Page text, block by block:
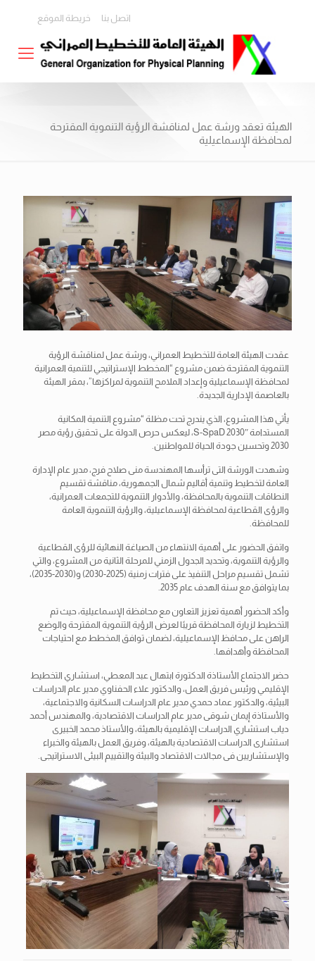
اتصل بنا خريطة الموقع
الهيئة تعقد ورشة عمل لمناقشة الرؤية التنموية المقترحة
لمحافظة الإسماعيلية
عقدت الهيئة العامة للتخطيط العمراني، ورشة عمل لمناقشة الرؤية
التنموية المقترحة ضمن مشروع “المخطط الإستراتيجي للتنمية العمرانية
لمحافظة الإسماعيلية وإعداد الملامح التنموية لمراكزها”، بمقر الهيئة
بالعاصمة الإدارية الجديدة.
يأتي هذا المشروع، الذي يندرج تحت مظلة “مشروع التنمية المكانية
المستدامة S-SpaD 2030″، ليعكس حرص الدولة على تحقيق رؤية مصر
2030 وتحسين جودة الحياة للمواطنين.
وشهدت الورشة التى ترأسها المهندسة منى صلاح فرج، مدير عام الإدارة
العامة لتخطيط وتنمية أقاليم شمال الجمهورية، مناقشة تقسيم
النطاقات التنموية بالمحافظة، والأدوار التنموية للتجمعات العمرانية،
والرؤى القطاعية لمحافظة الإسماعيلية، والرؤية التنموية العامة
للمحافظة.
واتفق الحضور على أهمية الانتهاء من الصياغة النهائية للرؤى القطاعية
والرؤية التنموية، وتحديد الجدول الزمني للمرحلة الثانية من المشروع، والتي
تشمل تقسيم مراحل التنفيذ على فترات زمنية (2025-2030) و(2030-2035)،
بما يتوافق مع سنة الهدف عام 2035.
وأكد الحضور أهمية تعزيز التعاون مع محافظة الإسماعيلية، حيث تم
التخطيط لزيارة المحافظة قريبًا لعرض الرؤية التنموية المقترحة والوضع
الراهن على محافظ الإسماعيلية، لضمان توافق المخطط مع احتياجات
المحافظة وأهدافها.
حضر الاجتماع الأستاذة الدكتورة ابتهال عبد المعطي، استشاري التخطيط
الإقليمي ورئيس فريق العمل، والدكتور علاء الحفناوي مدير عام الدراسات
البيئية، والدكتور عماد حمدي مدير عام الدراسات السكانية والاجتماعية،
والأستاذة إيمان شوقى مدير عام الدراسات الاقتصادية، والمهندس أحمد
دياب استشاري الدراسات الإقليمية بالهيئة، والأستاذ محمد الخبيرى
استشارى الدراسات الاقتصادية بالهيئة، وفريق العمل بالهيئة والخبراء
والإستشاريين فى مجالات الاقتصاد والبيئة والتقييم البيئى الاستراتيجى.